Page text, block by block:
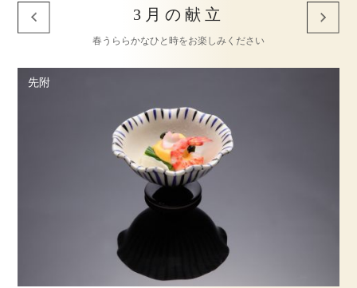
鶯啼庵について
お部屋のご案内
ご利用シーン
営業時間・アクセス
ご予約・お問合せ
3月の献立
春うららかなひと時をお楽しみください
先附